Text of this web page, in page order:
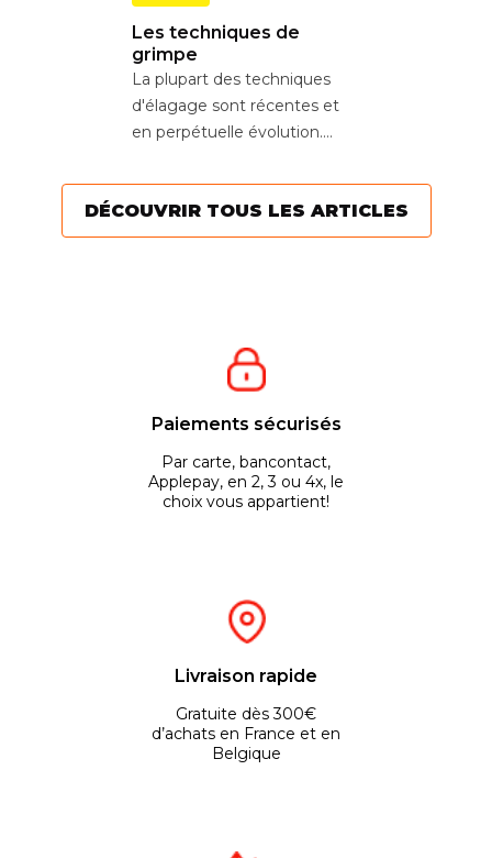
Les techniques de
grimpe
La plupart des techniques
d'élagage sont récentes et
en perpétuelle évolution.
de...
DÉCOUVRIR TOUS LES ARTICLES
Paiements sécurisés
Par carte, bancontact,
Applepay, en 2, 3 ou 4x, le
choix vous appartient!
Livraison rapide
Gratuite dès 300€
d’achats en France et en
Belgique